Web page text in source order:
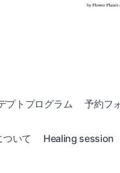
プトプログラム 予約フ
いて Healing session